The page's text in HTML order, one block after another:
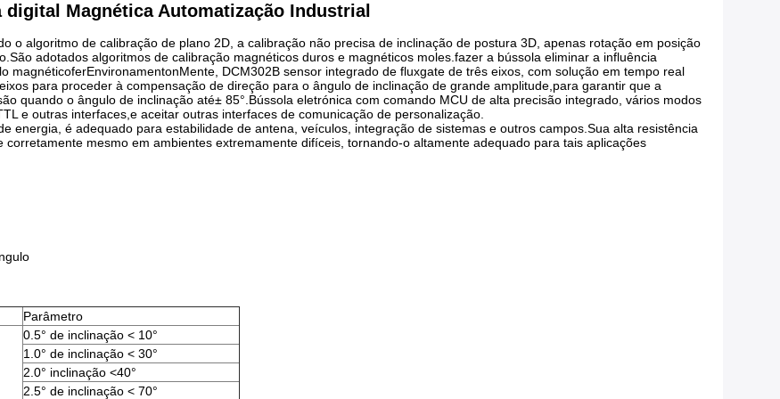
Magnética Automatização Industrial
o algoritmo de calibração de plano 2D, a calibração não precisa de inclinação de postura 3D, apenas rotação em posição
São adotados algoritmos de calibração magnéticos duros e magnéticos moles. fazer a bússola eliminar a influência
magnéticoferEnvironamentonMente, DCM302B sensor integrado de fluxgate de três eixos, com solução em tempo real
para proceder à compensação de direção para o ângulo de inclinação de grande amplitude,para garantir que a
quando o ângulo de inclinação até± 85°.Bússola eletrónica com comando MCU de alta precisão integrado, vários modos
e outras interfaces,e aceitar outras interfaces de comunicação de personalização.
energia, é adequado para estabilidade de antena, veículos, integração de sistemas e outros campos.Sua alta resistência
mesmo em ambientes extremamente difíceis, tornando-o altamente adequado para tais aplicações
Parâmetro
0.5° de inclinação < 10°
1.0° de inclinação < 30°
2.0° inclinação <40°
2.5° de inclinação < 70°